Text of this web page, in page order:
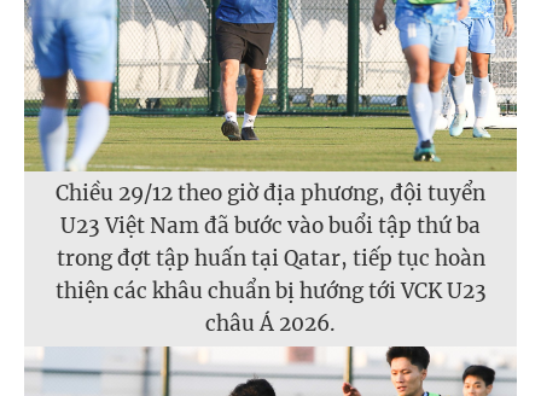
Chiều 29/12 theo giờ địa phương, đội tuyển
U23 Việt Nam đã bước vào buổi tập thứ ba
trong đợt tập huấn tại Qatar, tiếp tục hoàn
thiện các khâu chuẩn bị hướng tới VCK U23
châu Á 2026.